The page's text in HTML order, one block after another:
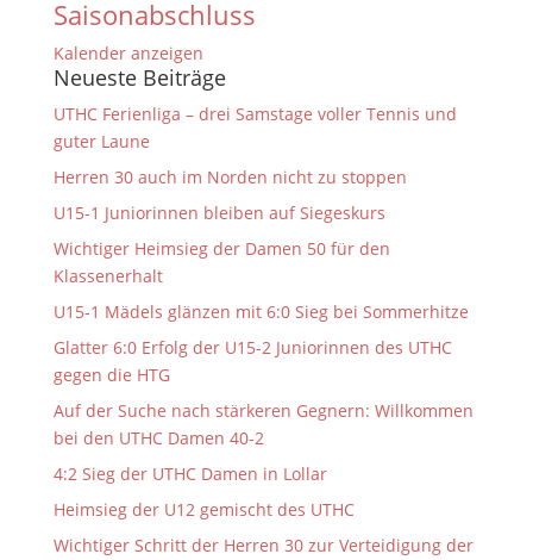
Saisonabschluss
Kalender anzeigen
Neueste Beiträge
UTHC Ferienliga – drei Samstage voller Tennis und
guter Laune
Herren 30 auch im Norden nicht zu stoppen
U15-1 Juniorinnen bleiben auf Siegeskurs
Wichtiger Heimsieg der Damen 50 für den
Klassenerhalt
U15-1 Mädels glänzen mit 6:0 Sieg bei Sommerhitze
Glatter 6:0 Erfolg der U15-2 Juniorinnen des UTHC
gegen die HTG
Auf der Suche nach stärkeren Gegnern: Willkommen
bei den UTHC Damen 40-2
4:2 Sieg der UTHC Damen in Lollar
Heimsieg der U12 gemischt des UTHC
Wichtiger Schritt der Herren 30 zur Verteidigung der